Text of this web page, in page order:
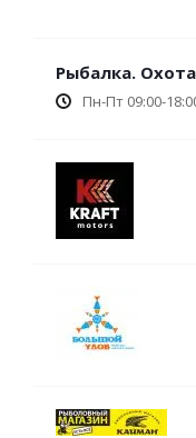
Рыбалка.
Пн-Пт 09:00-